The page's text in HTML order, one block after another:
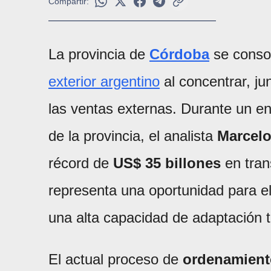
La provincia de Córdobase
exterior argentino al concentrar,
las ventas externas. Durante un
de la provincia, el analista
récord de US$ 35 billones en
representa una oportunidad para
una alta capacidad de adaptación
El actual proceso de